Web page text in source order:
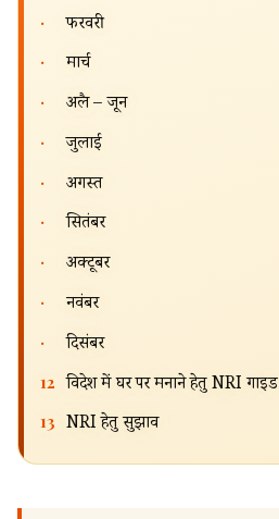
· फरवरी
· मार्च
· अप्रैल – जून
· जुलाई
· अगस्त
· सितंबर
· अक्टूबर
· नवंबर
· दिसंबर
12 विदेश में घर पर मनाने हेतु NRI गाइड
13 NRI हेतु सुझाव